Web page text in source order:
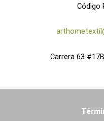
Código
Carrera 63